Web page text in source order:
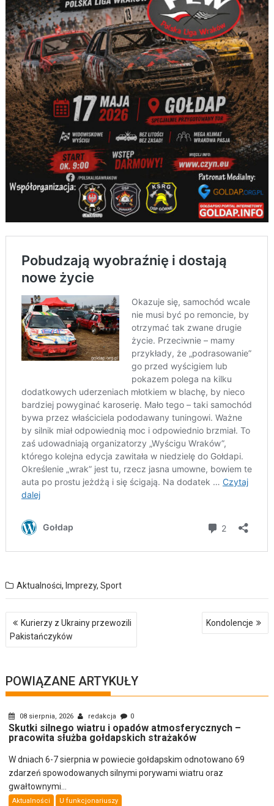
Aktualności, Imprezy,Sport
Nawigacja
wpisu
Kurierzy z Ukrainy przewozili
Pakistańczyków
Kondolencje
POWIĄZANE ARTYKUŁY
08 sierpnia, 2026 redakcja 0
Skutki silnego wiatru i opadów atmosferycznych –
pracowita służba gołdapskich strażaków
W dniach 6-7 sierpnia w powiecie gołdapskim odnotowano 69
zdarzeń spowodowanych silnymi porywami wiatru oraz
gwałtownymi...
Aktualności U funkcjonariuszy